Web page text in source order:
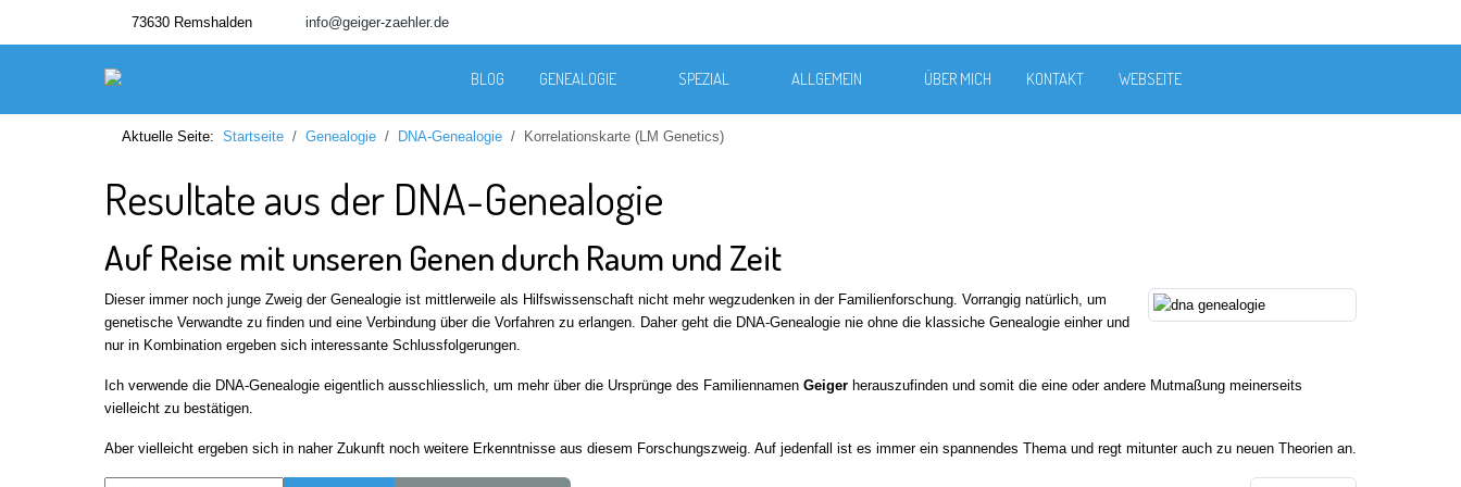
73630 Remshalden info@geiger-zaehler.de
BLOG GENEALOGIE SPEZIAL ALLGEMEIN ÜBER MICH KONTAKT WEBSEITE
Aktuelle Seite: Startseite Genealogie DNA-Genealogie Korrelationskarte (LM Genetics)
Resultate aus der DNA-Genealogie
Auf Reise mit unseren Genen durch Raum und Zeit
Dieser immer noch junge Zweig der Genealogie ist mittlerweile als Hilfswissenschaft nicht mehr wegzudenken in der Familienforschung. Vorrangig natürlich, um
genetische Verwandte zu finden und eine Verbindung über die Vorfahren zu erlangen. Daher geht die DNA-Genealogie nie ohne die klassiche Genealogie einher und
nur in Kombination ergeben sich interessante Schlussfolgerungen.
Ich verwende die DNA-Genealogie eigentlich ausschliesslich, um mehr über die Ursprünge des Familiennamen Geiger herauszufinden und somit die eine oder andere Mutmaßung meinerseits
vielleicht zu bestätigen.
Aber vielleicht ergeben sich in naher Zukunft noch weitere Erkenntnisse aus diesem Forschungszweig. Auf jedenfall ist es immer ein spannendes Thema und regt mitunter auch zu neuen Theorien an.